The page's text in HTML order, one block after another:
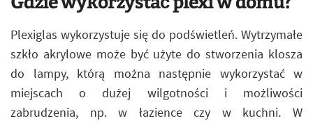
Plexiglas wykorzystuje się do podświetleń. Wytrzymałe
szkło akrylowe może być użyte do stworzenia klosza
do lampy, którą można następnie wykorzystać w
miejscach o dużej wilgotności i możliwości
zabrudzenia, np. w łazience czy w kuchni. W